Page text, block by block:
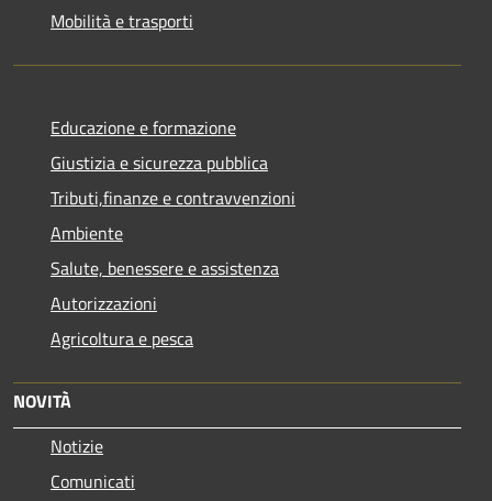
Mobilità e trasporti
Educazione e formazione
Giustizia e sicurezza pubblica
Tributi,finanze e contravvenzioni
Ambiente
Salute, benessere e assistenza
Autorizzazioni
Agricoltura e pesca
NOVITÀ
Notizie
Comunicati